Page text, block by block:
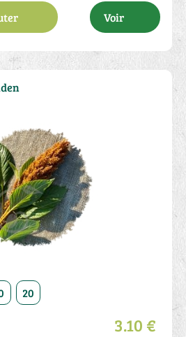
Voir
20
3.10 €